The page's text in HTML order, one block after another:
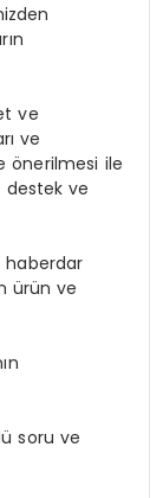
ve
ve
önerilmesi ile
destek ve
haberdar
ürün ve
soru ve